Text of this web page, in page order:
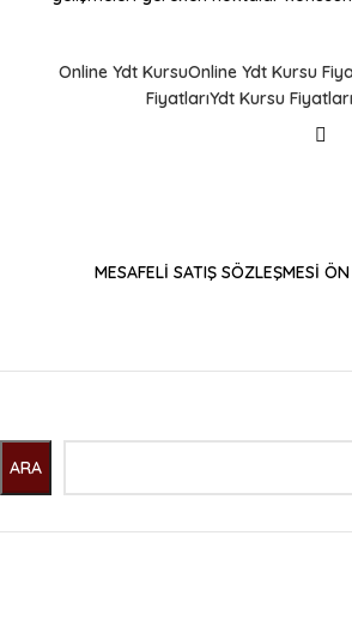
Online Ydt KursuOnline Ydt Kursu
FiyatlarıYdt Kursu
MESAFELİ SATIŞ SÖZLEŞMESİ
ARA